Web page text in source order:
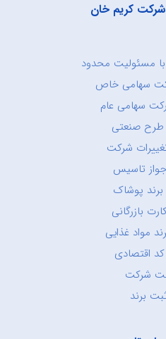
کریم خان
مسئولیت محدود
سهامی خاص
سهامی عام
صنعتی
شرکت
تاسیس
پوشاک
بازرگانی
مواد غذایی
اقتصادی
شرکت
برند